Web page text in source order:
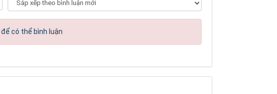
để có thể bình luận